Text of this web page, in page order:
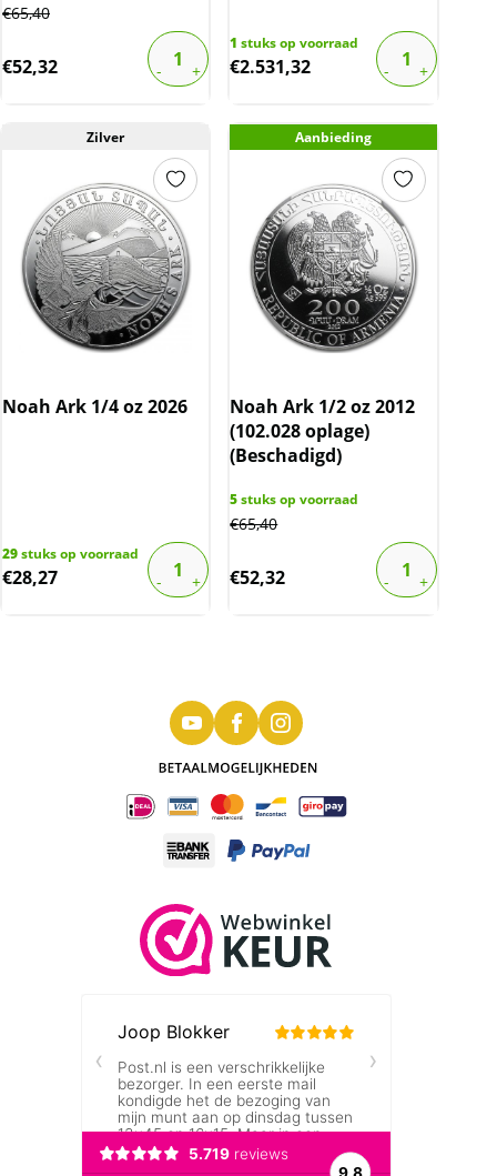
€65,40
€52,32
1 stuks op voorraad
€2.531,32
Zilver
Noah Ark 1/4 oz 2026
29stuks op voorraad
€28,27
Aanbieding
Noah Ark 1/2 oz 2012
(102.028 oplage)
(Beschadigd)
5stuks op voorraad
€65,40
€52,32